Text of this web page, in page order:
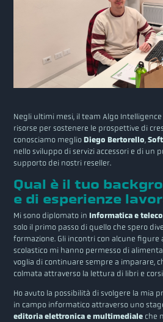
Negli ultimi mesi, il team Algo
risorse per sostenere le prospettive di
conosciamo meglioDiego Bertorello,
nello sviluppo di servizi accessori e di un
supporto dei nostri reseller.
Qual è il tuo
e di esperienze
Mi sono diplomato inInformatica e
solo il primo passo di quello che spero
formazione. Gli incontri con alcune figure
scolastico mi hanno permesso di
voglia di continuare sempre a imparare,
colmata attraverso la lettura di libri e
Ho avuto la possibilità di svolgere la mia
in campo informatico attraverso uno
editoria elettronica e multimediale che